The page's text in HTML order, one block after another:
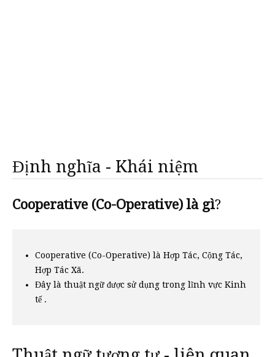
Định nghĩa - Khái niệm
Cooperative (Co-Operative) là gì?
Cooperative (Co-Operative) là Hợp Tác, Cộng Tác,
Hợp Tác Xã.
Đây là thuật ngữ được sử dụng trong lĩnh vực Kinh
tế .